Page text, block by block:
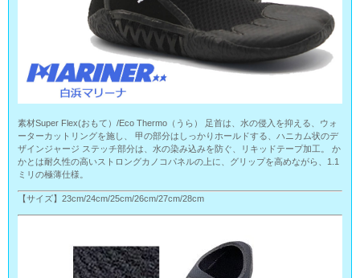
素材Super Flex(おもて）/Eco Thermo（うら） 足首は、水の侵入を抑える、ウォ
ーターカットリングを施し、 甲の部分はしっかりホールドする、ハニカム状のデ
ザインジャージ ステッチ部分は、水の染み込みを防ぐ、リキッドテープ加工。 か
かとは耐久性の高いストロングカノコパネルの上に、グリップを高めながら、1.1
ミリの極薄仕様。
【サイズ】23cm/24cm/25cm/26cm/27cm/28cm